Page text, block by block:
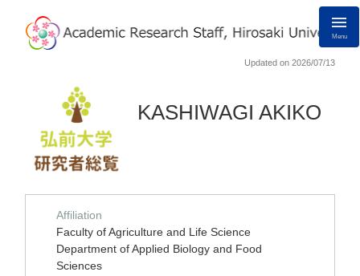
Menu
Updated on 2026/07/13
KASHIWAGI AKIKO
Affiliation
Faculty of Agriculture and Life Science
Department of Applied Biology and Food
Sciences